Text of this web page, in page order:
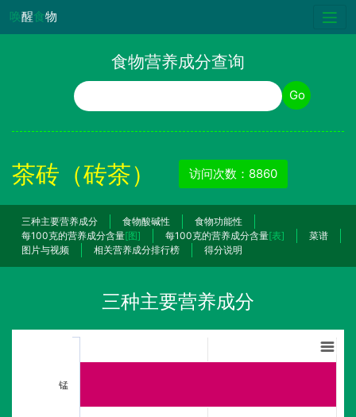
唤醒食物
食物营养成分查询
食物名称 Go
茶砖（砖茶） 访问次数：8860
三种主要营养成分 食物酸碱性
食物功能性
每100克的营养成分含量[图] 每100克的营养成分含量[表]
菜谱
图片与视频
相关营养成分排行榜 得分说明
三种主要营养成分
锰